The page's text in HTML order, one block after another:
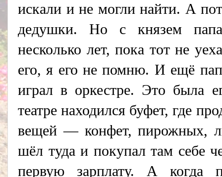
искали и не могли найти. А
дедушки. Но с князем
несколько лет, пока тот не
его, я его не помню. И ещё
играл в оркестре. Это была
театре находился буфет, где
вещей — конфет, пирожных,
шёл туда и покупал там себе
первую зарплату. А когда